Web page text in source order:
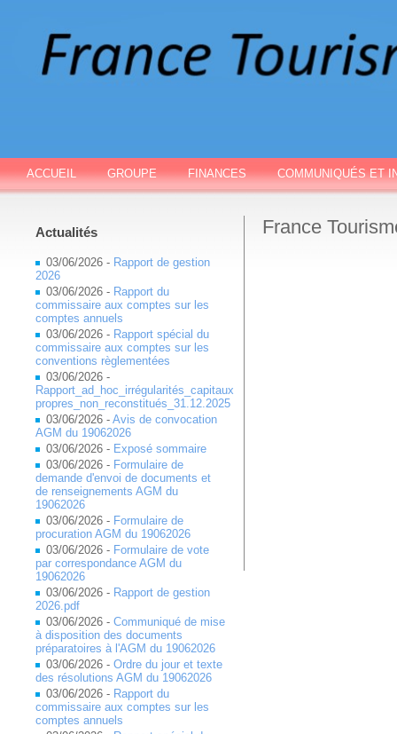
ACCUEIL GROUPE FINANCES COMMUNIQUÉS ET
Actualités
03/06/2026 - Rapport de gestion
2026
03/06/2026 - Rapport du
commissaire aux comptes sur les
comptes annuels
03/06/2026 - Rapport spécial du
commissaire aux comptes sur les
conventions règlementées
03/06/2026 -
Rapport_ad_hoc_irrégularités_capitaux
propres_non_reconstitués_31.12.2025
03/06/2026 - Avis de convocation
AGM du 19062026
03/06/2026 - Exposé sommaire
03/06/2026 - Formulaire de
demande d'envoi de documents et
de renseignements AGM du
19062026
03/06/2026 - Formulaire de
procuration AGM du 19062026
03/06/2026 - Formulaire de vote
par correspondance AGM du
19062026
03/06/2026 - Rapport de gestion
2026.pdf
03/06/2026 - Communiqué de mise
à disposition des documents
préparatoires à l'AGM du 19062026
03/06/2026 - Ordre du jour et texte
des résolutions AGM du 19062026
03/06/2026 - Rapport du
commissaire aux comptes sur les
comptes annuels
France